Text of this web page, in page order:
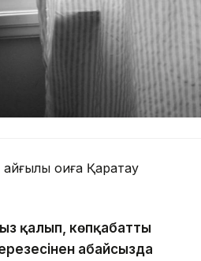
оқиға Қаратау
қалып, көпқабатты
абайсызда